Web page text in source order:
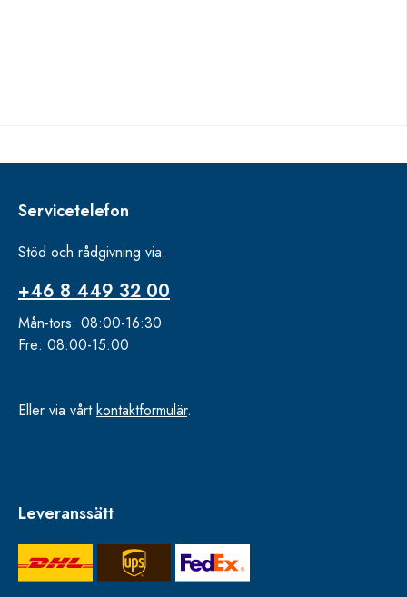
Servicetelefon
Stöd och rådgivning via:
+46 8 449 32 00
Mån-tors: 08:00-16:30
Fre: 08:00-15:00
Eller via vårtkontaktformulär.
Leveranssätt